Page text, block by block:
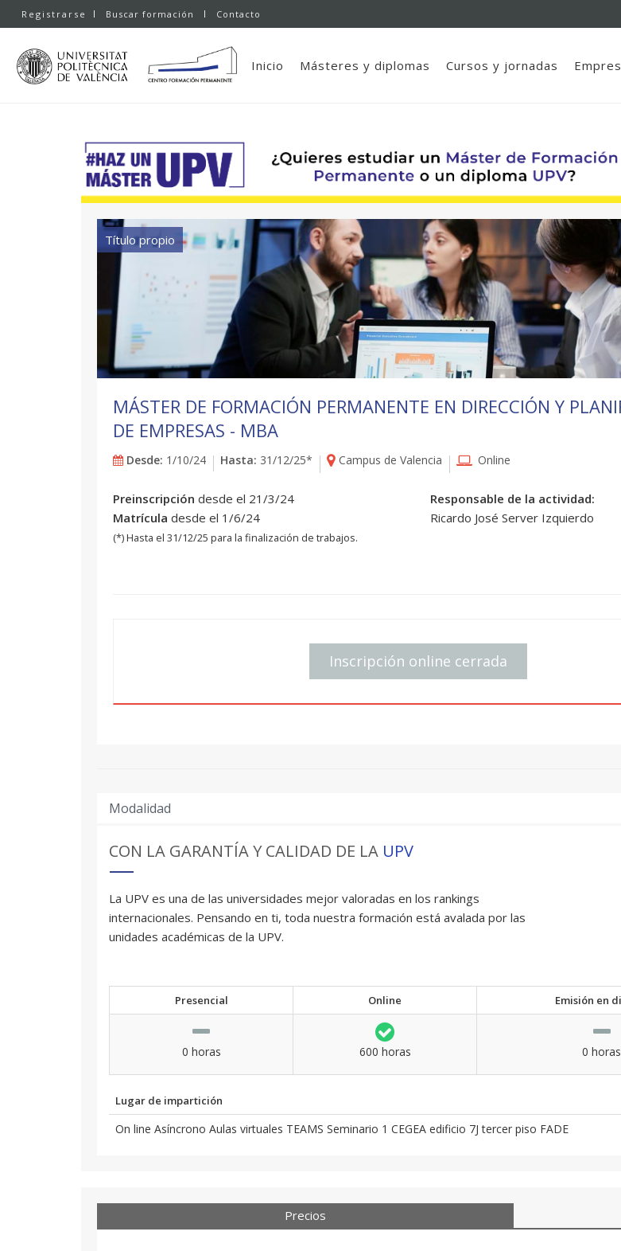
Registrarse Buscar formación Contacto
Inicio Másteres y diplomas Cursos y jornadas
Título propio
MÁSTER DE FORMACIÓN PERMANENTE EN DIRECCIÓN Y
DE EMPRESAS - MBA
Desde: 1/10/24 Hasta: 31/12/25* Campus de Valencia Online
Preinscripción desde el 21/3/24
Matrícula desde el 1/6/24
(*) Hasta el 31/12/25 para la finalización de trabajos.
Responsable de la actividad:
Ricardo José Server Izquierdo
Inscripción online cerrada
Modalidad
CON LA GARANTÍA Y CALIDAD DE LA UPV
La UPV es una de las universidades mejor valoradas en los rankings
internacionales. Pensando en ti, toda nuestra formación está avalada por las
unidades académicas de la UPV.
Presencial Online Emisión en
0 horas 600 horas 0 horas
Lugar de impartición
On line Asíncrono Aulas virtuales TEAMS Seminario 1 CEGEA edificio 7J tercer piso FADE
Precios